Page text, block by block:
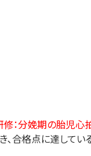
在宅医療・看護
分娩期の胎児心
合格点に達して